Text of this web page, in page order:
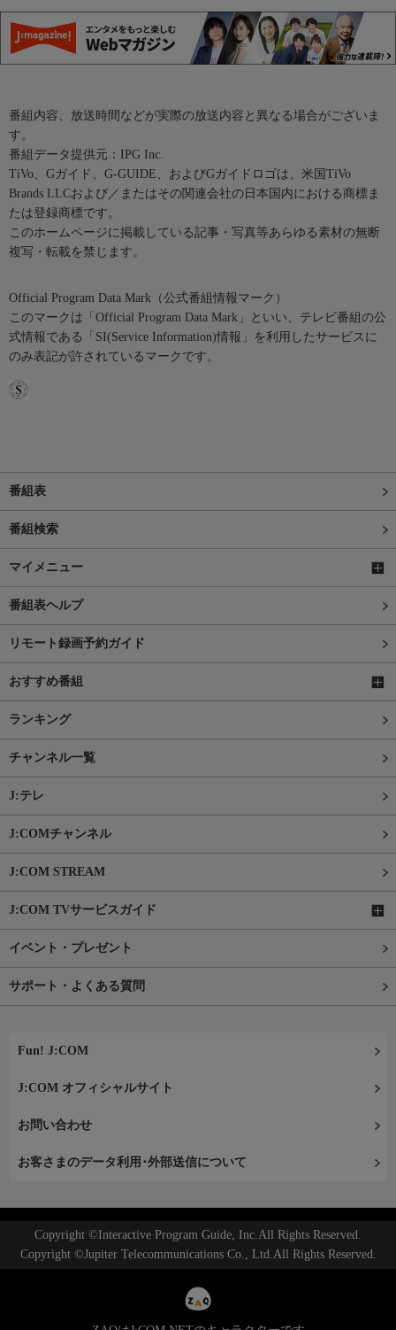
番組内容、放送時間などが実際の放送内容と異なる場合がございま
す。
番組データ提供元：IPG Inc.
TiVo、Gガイド、G-GUIDE、およびGガイドロゴは、米国TiVo
Brands LLCおよび／またはその関連会社の日本国内における商標ま
たは登録商標です。
このホームページに掲載している記事・写真等あらゆる素材の無断
複写・転載を禁じます。
Official Program Data Mark（公式番組情報マーク）
このマークは「Official Program Data Mark」といい、テレビ番組の公
式情報である「SI(Service Information)情報」を利用したサービスに
のみ表記が許されているマークです。
番組表
番組検索
マイメニュー
番組表ヘルプ
リモート録画予約ガイド
おすすめ番組
ランキング
チャンネル一覧
J:テレ
J:COMチャンネル
J:COM STREAM
J:COM TVサービスガイド
イベント・プレゼント
サポート・よくある質問
Fun! J:COM
J:COM オフィシャルサイト
お問い合わせ
お客さまのデータ利用･外部送信について
Copyright ©Interactive Program Guide, Inc.All Rights Reserved.
Copyright ©Jupiter Telecommunications Co., Ltd.All Rights Reserved.